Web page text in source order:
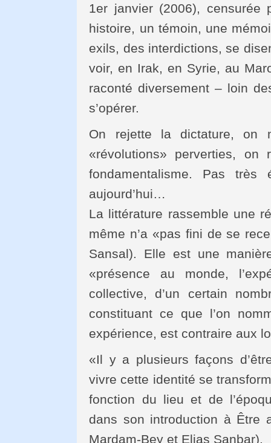
1er janvier (2006),
histoire, un témoin, une
exils, des interdictions, se
voir, en Irak, en Syrie, au
raconté diversement – loin
s’opérer.
On rejette la dictature, on
«révolutions» perverties,
fondamentalisme. Pas
aujourd’hui…
La littérature rassemble une
même n’a «pas fini de se
Sansal). Elle est une
«présence au monde,
collective, d’un certain
constituant ce que l’on
expérience, est contraire aux
«Il y a plusieurs façons
vivre cette identité se
fonction du lieu et de
dans son introduction à Être
Mardam-Bey et Elias Sanbar).